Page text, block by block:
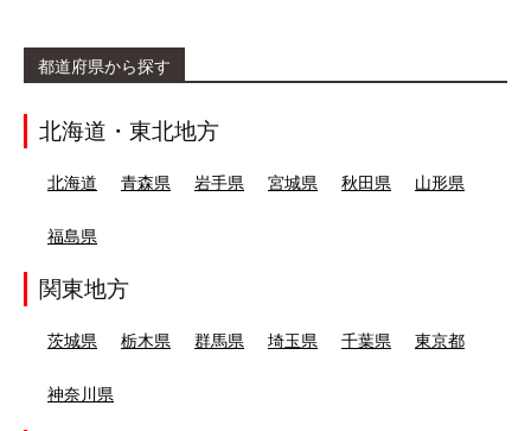
都道府県から探す
北海道・東北地方
北海道 青森県 岩手県 宮城県 秋田県 山形県
福島県
関東地方
茨城県 栃木県 群馬県 埼玉県 千葉県 東京都
神奈川県